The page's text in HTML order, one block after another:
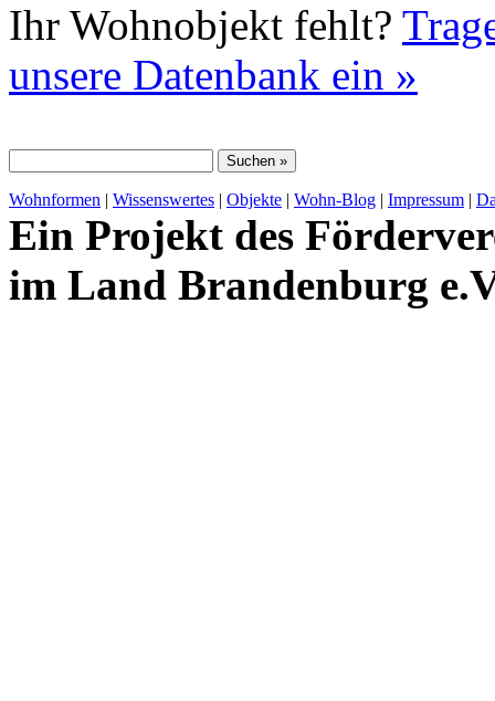
Ihr Wohnobjekt fehlt?
unsere Datenbank ein »
Wohnformen | Wissenswertes | Objekte | Wohn-Blog | Impressum |
Ein Projekt des
im Land Brandenburg